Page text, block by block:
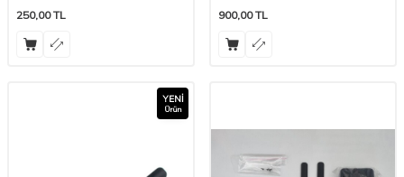
250,00TL 900,00TL
YENI
Ürün